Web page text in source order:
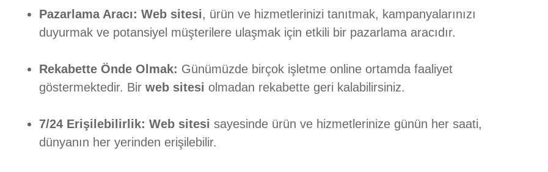
Pazarlama Aracı: Web sitesi, ürün ve hizmetlerinizi tanıtmak, kampanyalarınızı
duyurmak ve potansiyel müşterilere ulaşmak için etkili bir pazarlama aracıdır.
Rekabette Önde Olmak: Günümüzde birçok işletme online ortamda faaliyet
göstermektedir. Bir web sitesi olmadan rekabette geri kalabilirsiniz.
7/24 Erişilebilirlik: Web sitesi sayesinde ürün ve hizmetlerinize günün her saati,
dünyanın her yerinden erişilebilir.